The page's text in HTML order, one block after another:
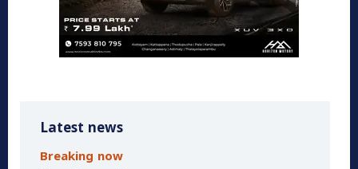
Latest news
Breaking now